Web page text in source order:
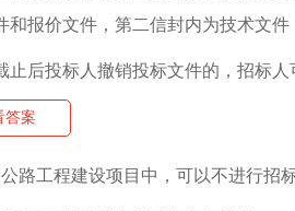
和报价文件，第二信封内为技术文件
止后投标人撤销投标文件的，招标
答案
路工程建设项目中，可以不进行招